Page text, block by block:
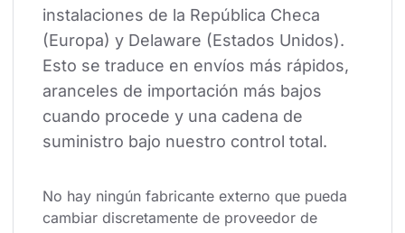
instalaciones de la República Checa
(Europa) y Delaware (Estados Unidos).
Esto se traduce en envíos más rápidos,
aranceles de importación más bajos
cuando procede y una cadena de
suministro bajo nuestro control total.
No hay ningún fabricante externo que pueda
cambiar discretamente de proveedor de